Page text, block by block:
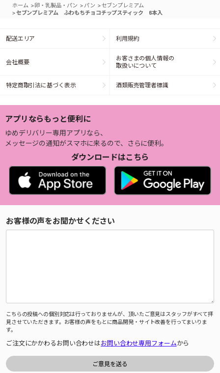
ホーム >卵・乳製品・パン > パン >セブンプレミアム
>セブンプレミアム ふわもちチョコチップスティック 6本入
配送エリア 利用規約
会社概要
お客さまの個人情報の
取扱いについて
特定商取引法に基づく表示 酒類販売管理者標識
アプリならもっと便利に
ゆめデリバリー専用アプリなら、
メッセージの通知がスマホに来るので、さらに便利。
ダウンロードはこちら
お客様の声をお聞かせください
こちらの投稿への個別対応は行っておりませんが、頂いたご意見はスタッフがすべて拝
見させていただきます。お客様の声をもとに商品開発・サイト改善を行ってまいりま
す。
ご注文にかかわるお問い合わせはお問い合わせ専用フォームから